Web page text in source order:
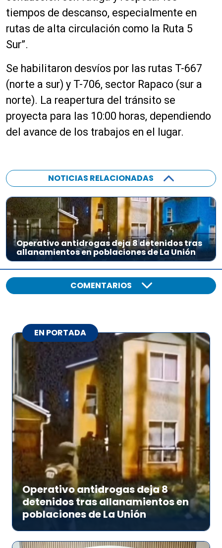
tiempos de descanso, especialmente en
rutas de alta circulación como la Ruta 5
Sur”.
Se habilitaron desvíos por las rutas T-667
(norte a sur) y T-706, sector Rapaco (sur a
norte). La reapertura del tránsito se
proyecta para las 10:00 horas, dependiendo
del avance de los trabajos en el lugar.
NOTICIAS RELACIONADAS
Operativo antidrogas deja 8 detenidos tras
allanamientos en poblaciones de La Unión
COMENTARIOS
EN PORTADA
Operativo antidrogas deja 8
detenidos tras allanamientos en
poblaciones de La Unión